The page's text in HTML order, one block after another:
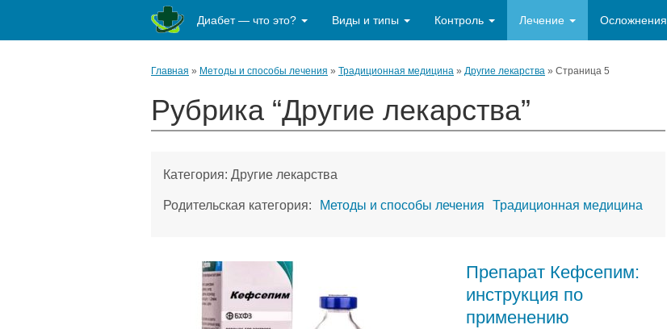
Диабет — что это? Виды и типы Контроль Лечение Осложнения
Главная » Методы и способы лечения » Традиционная медицина » Другие лекарства » Страница 5
Рубрика “Другие лекарства”
Категория: Другие лекарства
Родительская категория: Методы и способы лечения Традиционная медицина
Препарат Кефсепим:
инструкция по
применению